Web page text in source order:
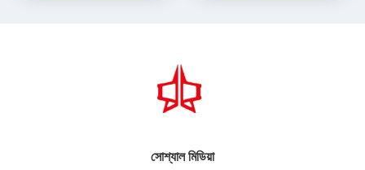
সোশ্যাল মিডিয়া